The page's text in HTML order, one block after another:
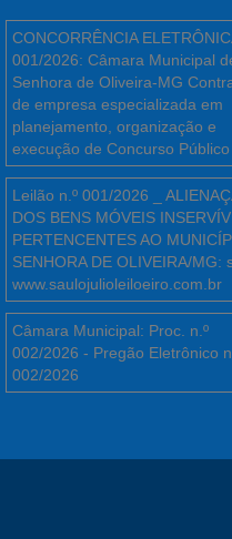
CONCORRÊNCIA
001/2026: Câmara Municipal
Senhora de Oliveira-MG
de empresa especializada em
planejamento, organização e
execução de Concurso Público
Leilão n.º 001/2026 _
DOS BENS MÓVEIS
PERTENCENTES AO
SENHORA DE OLIVEIRA/MG:
www.saulojulioleiloeiro.com.br
Câmara Municipal: Proc. n.º
002/2026 - Pregão Eletrônico
002/2026